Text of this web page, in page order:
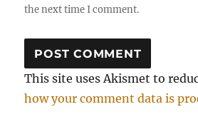
the next time I comment.
This site uses Akismet to
how your comment data is